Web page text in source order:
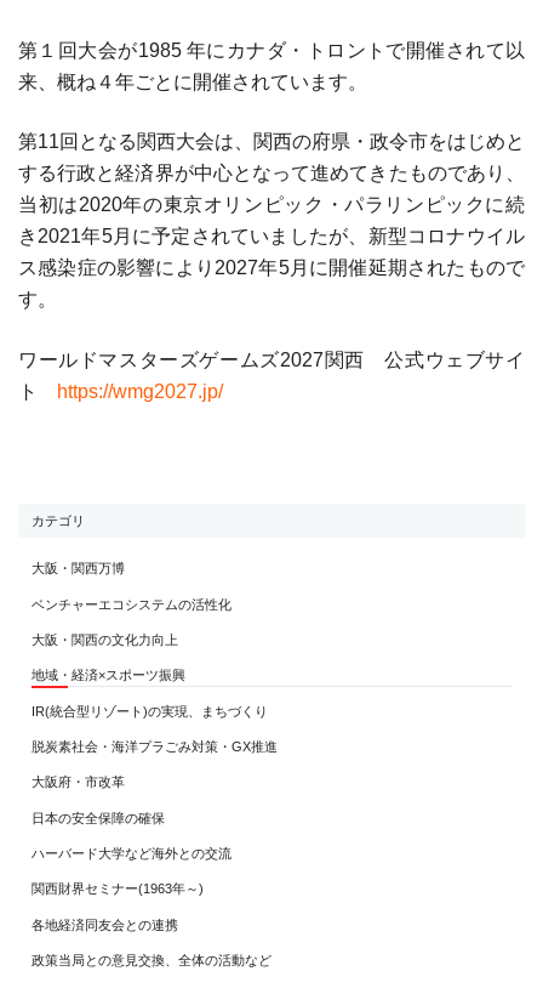
第１回大会が1985 年にカナダ・トロントで開催されて以
来、概ね４年ごとに開催されています。
第11回となる関西大会は、関西の府県・政令市をはじめと
する行政と経済界が中心となって進めてきたものであり、
当初は2020年の東京オリンピック・パラリンピックに続
き2021年5月に予定されていましたが、新型コロナウイル
ス感染症の影響により2027年5月に開催延期されたもので
す。
ワールドマスターズゲームズ2027関西 公式ウェブサイ
ト
https://wmg2027.jp/
カテゴリ
大阪・関西万博
ベンチャーエコシステムの活性化
大阪・関西の文化力向上
地域・経済×スポーツ振興
IR(統合型リゾート)の実現、まちづくり
脱炭素社会・海洋プラごみ対策・GX推進
大阪府・市改革
日本の安全保障の確保
ハーバード大学など海外との交流
関西財界セミナー(1963年～)
各地経済同友会との連携
政策当局との意見交換、全体の活動など